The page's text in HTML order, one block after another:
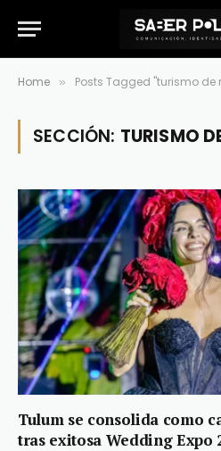
Home » Posts Tagged "turismo de
SECCIÓN: TURISMO
Tulum se consolida como
tras exitosa Wedding Expo